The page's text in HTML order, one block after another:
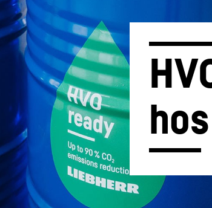
Karrierer hos Liebherr